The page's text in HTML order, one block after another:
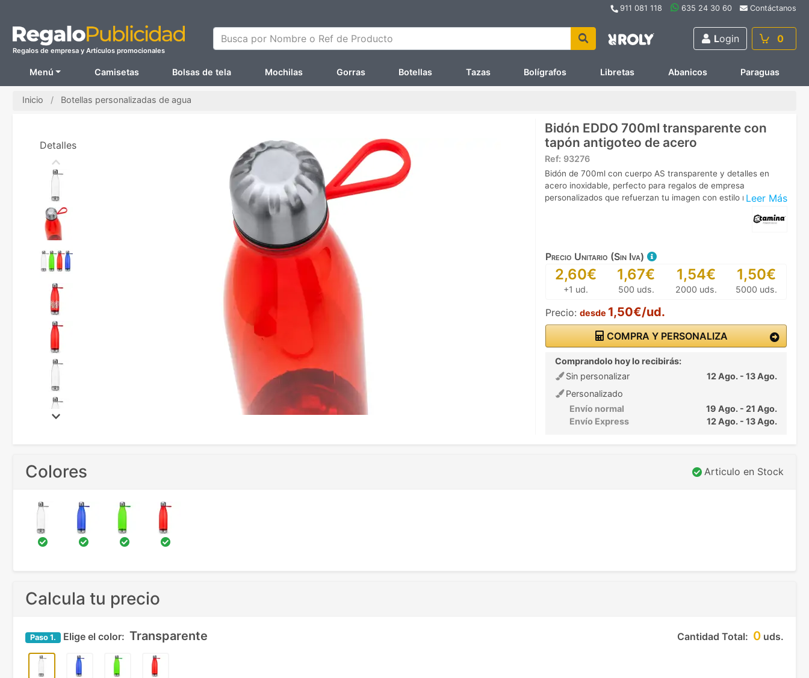
911 081 118 635 24 30 60 Contáctanos
Regalos de empresa y Artículos promocionales
Busca por Nombre o Ref de Producto Login 0
Menú Camisetas Bolsas de tela Mochilas Gorras Botellas Tazas Bolígrafos Libretas Abanicos Paraguas
Inicio Botellas personalizadas de agua
Bidón EDDO 700ml transparente con
tapón antigoteo de acero
Ref: 93276
Leer Más
Bidón de 700ml con cuerpo AS transparente y detalles en
acero inoxidable, perfecto para regalos de empresa
personalizados que refuerzan tu imagen con estilo moderno.
Precio Unitario (Sin Iva)
2,60€
+1 ud.
1,67€
500 uds.
1,54€
2000 uds.
1,50€
5000 uds.
Precio: desde 1,50€/ud.
COMPRA Y PERSONALIZA
Comprandolo hoy lo recibirás:
Sin personalizar
12 Ago. - 13 Ago.
Personalizado
Envío normal
19 Ago. - 21 Ago.
Envío Express
12 Ago. - 13 Ago.
Detalles
Colores Articulo en Stock
Calcula tu precio
Cantidad Total: 0 uds.
Paso 1. Elige el color: Transparente